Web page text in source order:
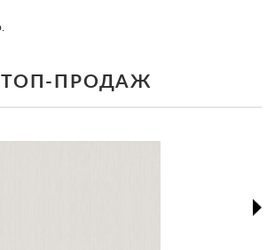
ТОП-ПРОДАЖ